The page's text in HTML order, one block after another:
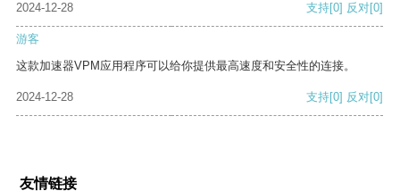
2024-12-28
支持[0] 反对[0]
游客
这款加速器VPM应用程序可以给你提供最高速度和安全性的连接。
2024-12-28 支持[0] 反对[0]
友情链接